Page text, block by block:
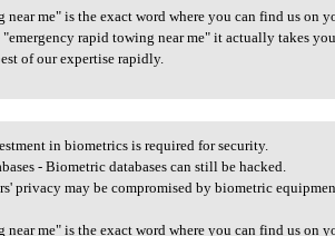
near me" is the exact word where you can find us on
rapid towing near me" it actually takes
of our expertise rapidly.
in biometrics is required for security.
- Biometric databases can still be hacked.
privacy may be compromised by biometric
near me" is the exact word where you can find us on